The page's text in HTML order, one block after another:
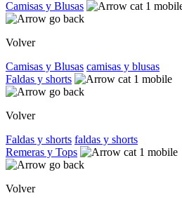
Camisas y Blusas
Volver
Camisas y Blusas camisas y blusas
Faldas y shorts
Volver
Faldas y shorts faldas y shorts
Remeras y Tops
Volver